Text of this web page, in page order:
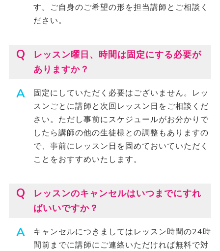
す。ご自身のご希望の形を担当講師とご相談く
ださい。
レッスン曜日、時間は固定にする必要が
ありますか？
固定にしていただく必要はございません。レッ
スンごとに講師と次回レッスン日をご相談くだ
さい。ただし事前にスケジュールがお分かりで
したら講師の他の生徒様との調整もありますの
で、事前にレッスン日を固めておいていただく
ことをおすすめいたします。
レッスンのキャンセルはいつまでにすれ
ばいいですか？
キャンセルにつきましてはレッスン時間の24時
間前までに講師にご連絡いただければ無料で対